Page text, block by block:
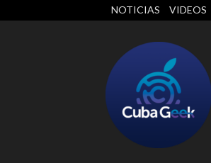
NOTICIAS VIDEOS